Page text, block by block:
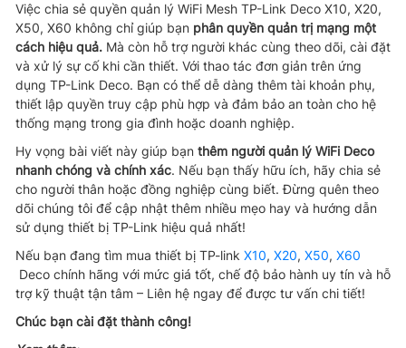
Việc chia sẻ quyền quản lý WiFi Mesh TP-Link Deco X10, X20,
X50, X60 không chỉ giúp bạn phân quyền quản trị mạng một
cách hiệu quả. Mà còn hỗ trợ người khác cùng theo dõi, cài đặt
và xử lý sự cố khi cần thiết. Với thao tác đơn giản trên ứng
dụng TP-Link Deco. Bạn có thể dễ dàng thêm tài khoản phụ,
thiết lập quyền truy cập phù hợp và đảm bảo an toàn cho hệ
thống mạng trong gia đình hoặc doanh nghiệp.
Hy vọng bài viết này giúp bạn thêm người quản lý WiFi Deco
nhanh chóng và chính xác. Nếu bạn thấy hữu ích, hãy chia sẻ
cho người thân hoặc đồng nghiệp cùng biết. Đừng quên theo
dõi chúng tôi để cập nhật thêm nhiều mẹo hay và hướng dẫn
sử dụng thiết bị TP-Link hiệu quả nhất!
Nếu bạn đang tìm mua thiết bị TP-link X10, X20, X50, X60
Deco chính hãng với mức giá tốt, chế độ bảo hành uy tín và hỗ
trợ kỹ thuật tận tâm – Liên hệ ngay để được tư vấn chi tiết!
Chúc bạn cài đặt thành công!